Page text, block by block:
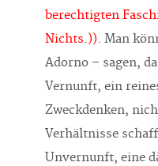
berechtigten
Nichts.)). Man
Adorno – sagen,
Vernunft, ein
Zweckdenken,
Verhältnisse
Unvernunft, eine